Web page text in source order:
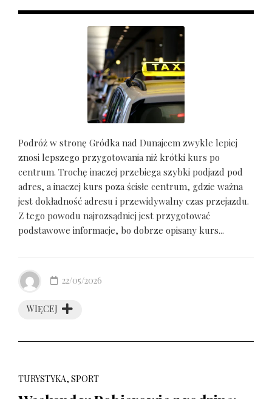
Podróż w stronę Gródka nad Dunajcem zwykle lepiej
znosi lepszego przygotowania niż krótki kurs po
centrum. Trochę inaczej przebiega szybki podjazd pod
adres, a inaczej kurs poza ścisłe centrum, gdzie ważna
jest dokładność adresu i przewidywalny czas przejazdu.
Z tego powodu najrozsądniej jest przygotować
podstawowe informacje, bo dobrze opisany kurs...
WIĘCEJ
22/05/2026
TURYSTYKA, SPORT